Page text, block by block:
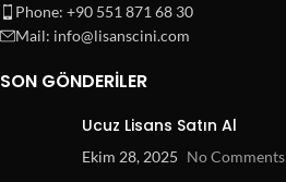
Phone: +90 551 871 68 30
Mail: info@lisanscini.com
SON GÖNDERILER
Ucuz Lisans Satın Al
Ekim 28, 2025 No Comments